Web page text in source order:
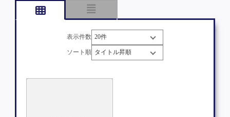
表示件数
ソート順